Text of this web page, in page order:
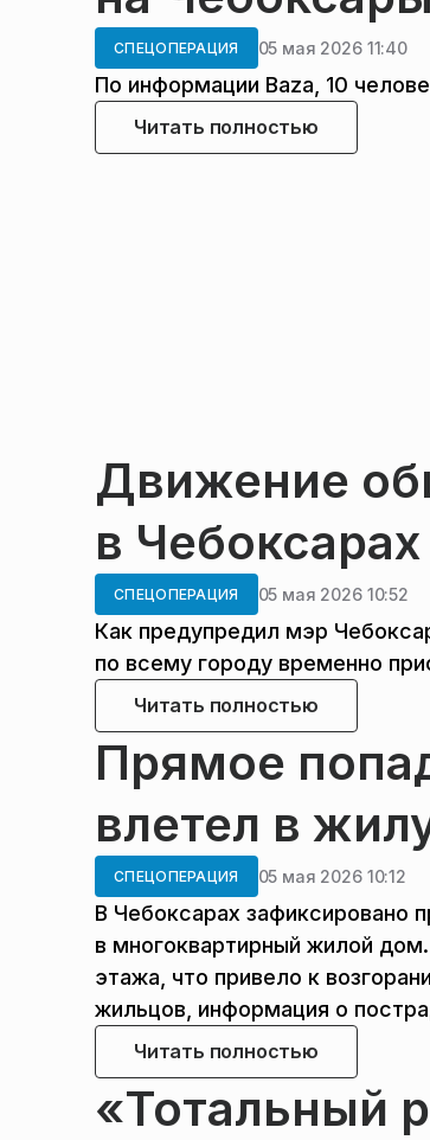
СПЕЦОПЕРАЦИЯ 05 мая 2026 11:40
По информации Baza, 10
Читать полностью
Движение
в
СПЕЦОПЕРАЦИЯ 05 мая 2026 10:52
Как предупредил мэр
по всему городу временно
Читать полностью
Прямое
влетел в
СПЕЦОПЕРАЦИЯ 05 мая 2026 10:12
В Чебоксарах зафиксировано
в многоквартирный жилой
этажа, что привело к
жильцов, информация о
Читать полностью
«Тотальный